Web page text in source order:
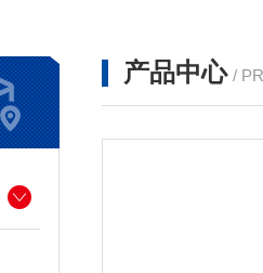
产品中心 /